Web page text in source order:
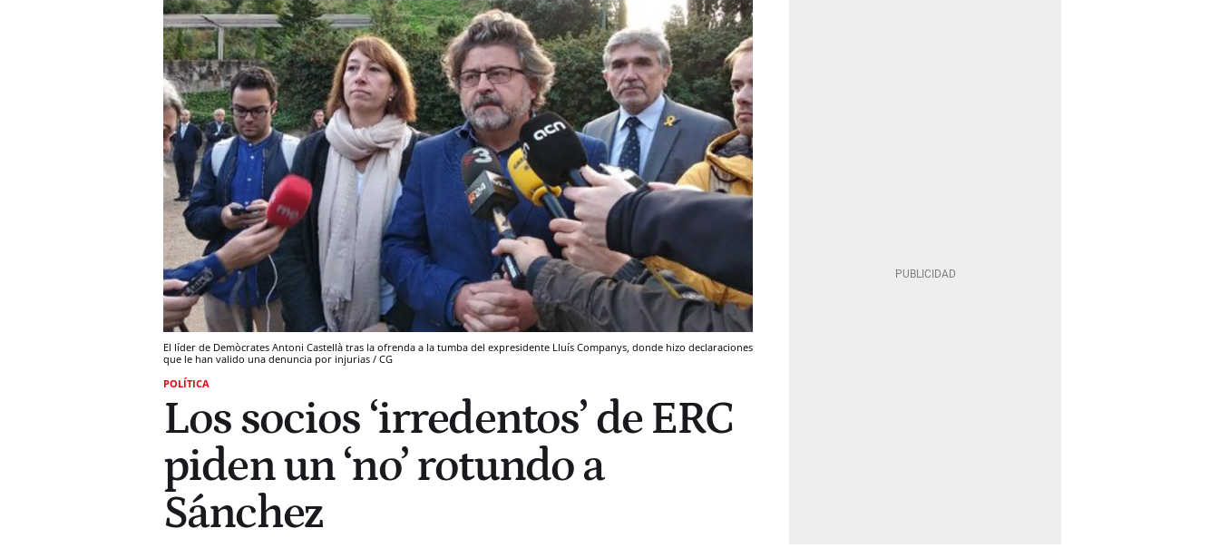
El líder de Demòcrates Antoni Castellà tras la ofrenda a la tumba del expresidente Lluís Companys, donde hizo declaraciones
que le han valido una denuncia por injurias / CG
POLÍTICA
Los socios ‘irredentos’ de ERC
piden un ‘no’ rotundo a
Sánchez